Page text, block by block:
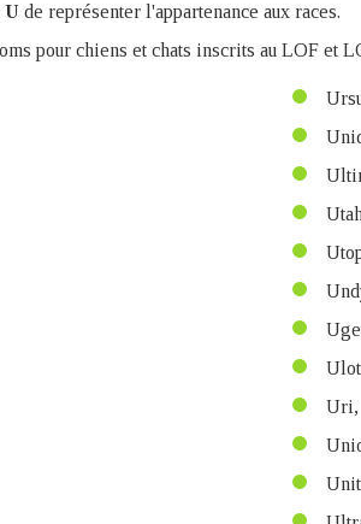
U de représenter l'appartenance aux races.
pour chiens et chats inscrits au LOF et
Uri,